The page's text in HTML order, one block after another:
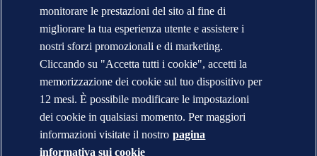
Informativa sulla privacy
Condizioni d'uso
Copyright © DNV 2026
DNV* in Italia - Ragioni Sociali e Partite I.V.A.
Informazioni sui cookies
monitorare le prestazioni del sito al fine di
migliorare la tua esperienza utente e assistere i
nostri sforzi promozionali e di marketing.
Cliccando su "Accetta tutti i cookie", accetti la
memorizzazione dei cookie sul tuo dispositivo per
12 mesi. È possibile modificare le impostazioni
dei cookie in qualsiasi momento. Per maggiori
informazioni visitate il nostro pagina
informativa sui cookie